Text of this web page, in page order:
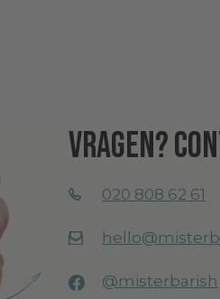
Vragen?
020 808 62 61
@misterbarish